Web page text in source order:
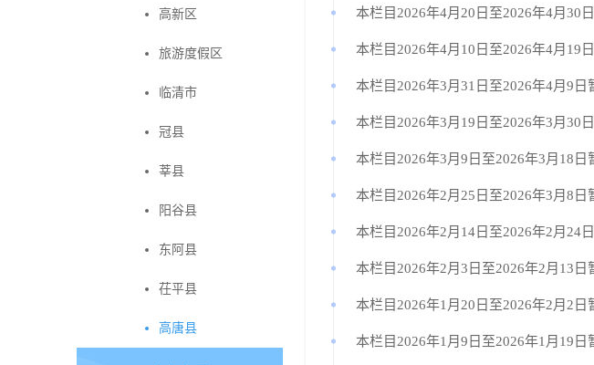
高新区
旅游度假区
临清市
冠县
莘县
阳谷县
东阿县
茌平县
高唐县
本栏目2026年4月20日至2026年4月30
本栏目2026年4月10日至2026年4月19
本栏目2026年3月31日至2026年4月9日
本栏目2026年3月19日至2026年3月30
本栏目2026年3月9日至2026年3月18日
本栏目2026年2月25日至2026年3月8日
本栏目2026年2月14日至2026年2月24
本栏目2026年2月3日至2026年2月13日
本栏目2026年1月20日至2026年2月2日
本栏目2026年1月9日至2026年1月19日